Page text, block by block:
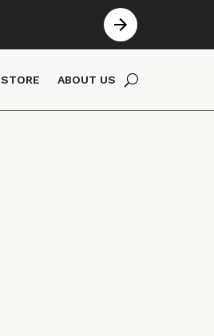
STORE ABOUT US